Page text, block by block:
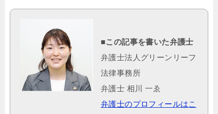
■この記事を書いた弁護士
弁護士法人グリーンリーフ
法律事務所
弁護士 相川 一ゑ
弁護士のプロフィールはこ